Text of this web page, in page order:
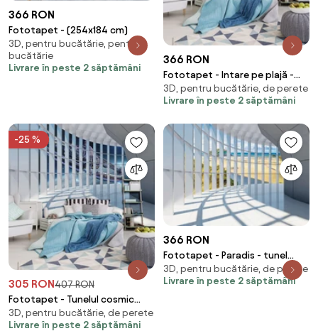
366 RON
Fototapet - (254x184 cm)
3D, pentru bucătărie, pentru
bucătărie
Livrare în peste 2 săptămâni
366 RON
Fototapet - Intare pe plajă -
imitație de lemn (254x184 cm)
3D, pentru bucătărie, de perete
Livrare în peste 2 săptămâni
-25 %
305 RON407 RON
Fototapet - Tunelul cosmic
(254x184 cm)
3D, pentru bucătărie, de perete
Livrare în peste 2 săptămâni
366 RON
Fototapet - Paradis - tunel
(254x184 cm)
3D, pentru bucătărie, de perete
Livrare în peste 2 săptămâni